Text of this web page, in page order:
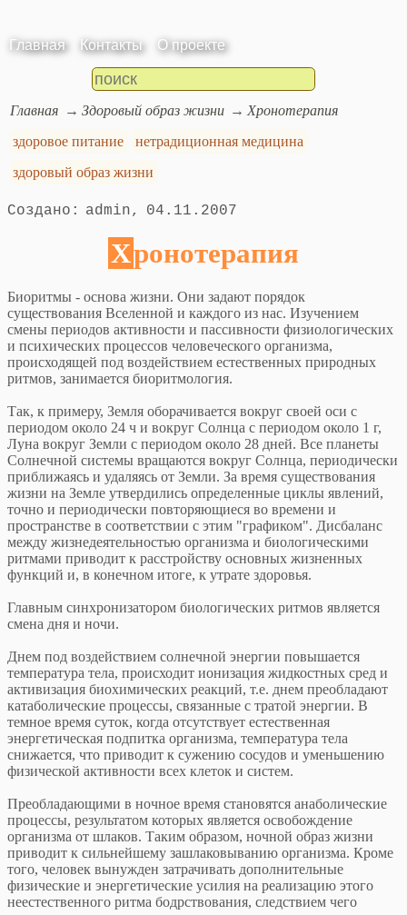
Главная Контакты О проекте
Главная Здоровый образ жизни
Хронотерапия
здоровое питание
нетрадиционная медицина
здоровый образ жизни
admin 04.11.2007
Хронотерапия
Биоритмы - основа жизни. Они задают порядок
существования Вселенной и каждого из нас. Изучением
смены периодов активности и пассивности физиологических
и психических процессов человеческого организма,
происходящей под воздействием естественных природных
ритмов, занимается биоритмология.
Так, к примеру, Земля оборачивается вокруг своей оси с
периодом около 24 ч и вокруг Солнца с периодом около 1 г,
Луна вокруг Земли с периодом около 28 дней. Все планеты
Солнечной системы вращаются вокруг Солнца, периодически
приближаясь и удаляясь от Земли. За время существования
жизни на Земле утвердились определенные циклы явлений,
точно и периодически повторяющиеся во времени и
пространстве в соответствии с этим "графиком". Дисбаланс
между жизнедеятельностью организма и биологическими
ритмами приводит к расстройству основных жизненных
функций и, в конечном итоге, к утрате здоровья.
Главным синхронизатором биологических ритмов является
смена дня и ночи.
Днем под воздействием солнечной энергии повышается
температура тела, происходит ионизация жидкостных сред и
активизация биохимических реакций, т.е. днем преобладают
катаболические процессы, связанные с тратой энергии. В
темное время суток, когда отсутствует естественная
энергетическая подпитка организма, температура тела
снижается, что приводит к сужению сосудов и уменьшению
физической активности всех клеток и систем.
Преобладающими в ночное время становятся анаболические
процессы, результатом которых является освобождение
организма от шлаков. Таким образом, ночной образ жизни
приводит к сильнейшему зашлаковыванию организма. Кроме
того, человек вынужден затрачивать дополнительные
физические и энергетические усилия на реализацию этого
неестественного ритма бодрствования, следствием чего